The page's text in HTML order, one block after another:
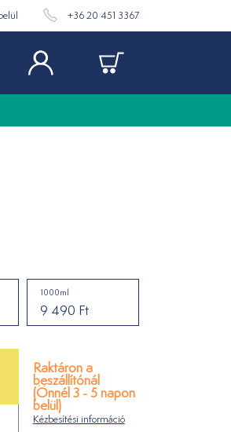
+36 20 451 3367
1000ml
9 490 Ft
Raktáron a
beszállítónál
(Önnél 3 - 5 napon
belül)
Kézbesítési információ